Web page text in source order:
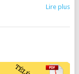
Lire plus